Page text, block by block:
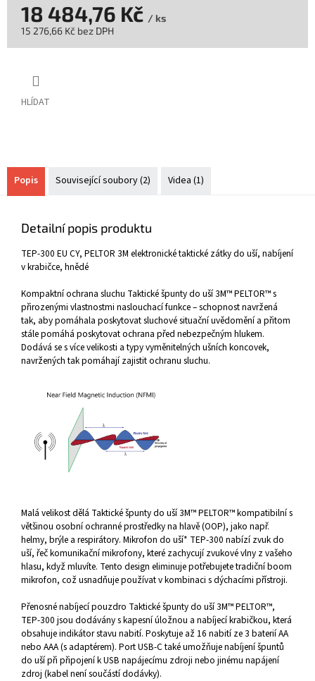
HLÍDAT
18 484,76 Kč / ks
15 276,66 Kč bez DPH
Popis Související soubory (2) Videa (1)
Detailní popis produktu
TEP-300 EU CY, PELTOR 3M elektronické taktické zátky do uší, nabíjení
v krabičce, hnědé
Kompaktní ochrana sluchu Taktické špunty do uší 3M™ PELTOR™ s
přirozenými vlastnostmi naslouchací funkce – schopnost navržená
tak, aby pomáhala poskytovat sluchové situační uvědomění a přitom
stále pomáhá poskytovat ochrana před nebezpečným hlukem.
Dodává se s více velikosti a typy vyměnitelných ušních koncovek,
navržených tak pomáhají zajistit ochranu sluchu.
Malá velikost dělá Taktické špunty do uší 3M™ PELTOR™ kompatibilní s
většinou osobní ochranné prostředky na hlavě (OOP), jako např.
helmy, brýle a respirátory. Mikrofon do uší* TEP-300 nabízí zvuk do
uší, řeč komunikační mikrofony, které zachycují zvukové vlny z vašeho
hlasu, když mluvíte. Tento design eliminuje potřebujete tradiční boom
mikrofon, což usnadňuje používat v kombinaci s dýchacími přístroji.
Přenosné nabíjecí pouzdro Taktické špunty do uší 3M™ PELTOR™,
TEP-300 jsou dodávány s kapesní úložnou a nabíjecí krabičkou, která
obsahuje indikátor stavu nabití. Poskytuje až 16 nabití ze 3 baterií AA
nebo AAA (s adaptérem). Port USB-C také umožňuje nabíjení špuntů
do uší při připojení k USB napájecímu zdroji nebo jinému napájení
zdroj (kabel není součástí dodávky).